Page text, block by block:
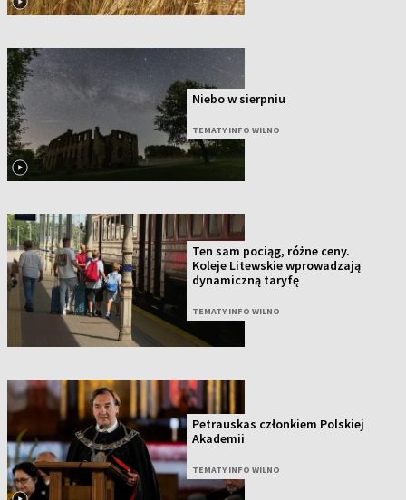
Niebo w sierpniu
TEMATY INFO WILNO
Ten sam pociąg, różne ceny.
Koleje Litewskie wprowadzają
dynamiczną taryfę
TEMATY INFO WILNO
Petrauskas członkiem Polskiej
Akademii
TEMATY INFO WILNO